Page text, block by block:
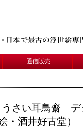
通信販売
うさい耳鳥齋
酒井好古堂）